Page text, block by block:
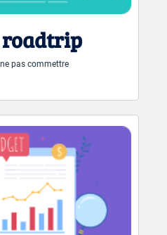
roadtrip
pas commettre